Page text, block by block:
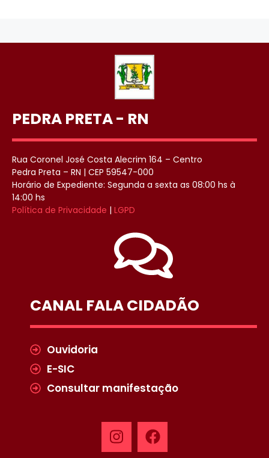
PEDRA PRETA - RN
Rua Coronel José Costa Alecrim 164 – Centro
Pedra Preta – RN | CEP 59547-000
Horário de Expediente: Segunda a sexta as 08:00 hs à
14:00 hs
Política de Privacidade | LGPD
CANAL FALA CIDADÃO
Ouvidoria
E-SIC
Consultar manifestação